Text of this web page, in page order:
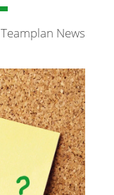
Teamplan News